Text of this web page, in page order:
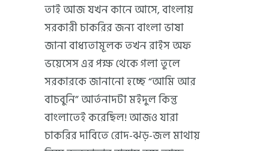
তাই আজ যখন কানে আসে, বাংলায়
সরকারী চাকরির জন্য বাংলা ভাষা
জানা বাধ্যতামূলক তখন রাইস অফ
ভয়েসেস এর পক্ষ থেকে গলা তুলে
সরকারকে জানানো হচ্ছে “আমি আর
বাচবুনি” আর্তনাদটা মইদুল কিন্তু
বাংলাতেই করেছিল! আজও যারা
চাকরির দাবিতে রোদ-ঝড়-জল মাথায়